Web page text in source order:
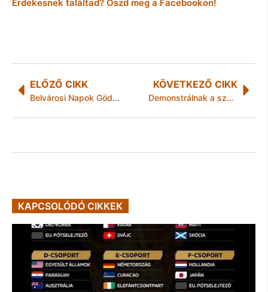
Érdekesnek találtad? Oszd meg a Facebookon!
ELŐZŐ CIKK
Belvárosi Napok Gödöllőn
KÖVETKEZŐ CIKK
Demonstrálnak a szcientológusok
KAPCSOLÓDÓ CIKKEK